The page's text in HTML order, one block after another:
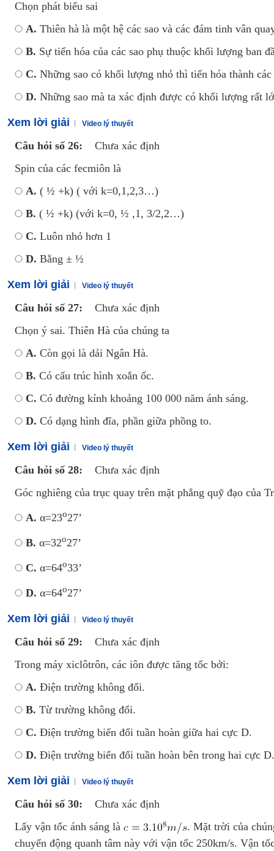
Chọn phát biểu sai
A. Thiên hà là một hệ các sao và các đám tinh vân
B. Sự tiến hóa của các sao phụ thuộc khối lượng ban
C. Những sao có khối lượng nhỏ thì tiến hóa thành các
D. Những sao mà ta xác định được có khối lượng rất
Xem lời giải Video lý thuyết
Câu hỏi số 26:
Chưa xác định
Spin của các fecmiôn là
A. ( ½ +k) ( với k=0,1,2,3…)
B. ( ½ +k) (với k=0, ½ ,1, 3/2,2…)
C. Luôn nhỏ hơn 1
D. Bằng ± ½
Xem lời giải Video lý thuyết
Câu hỏi số 27:
Chưa xác định
Chọn ý sai. Thiên Hà của chúng ta
A. Còn gọi là dải Ngân Hà.
B. Có cấu trúc hình xoắn ốc.
C. Có đường kính khoảng 100 000 năm ánh sáng.
D. Có dạng hình đĩa, phần giữa phồng to.
Xem lời giải Video lý thuyết
Câu hỏi số 28:
Chưa xác định
Góc nghiêng của trục quay trên mặt phẳng quỹ đạo của
A. α=23o27’
B. α=32o27’
C. α=64o33’
D. α=64o27’
Xem lời giải Video lý thuyết
Câu hỏi số 29:
Chưa xác định
Trong máy xiclôtrôn, các iôn được tăng tốc bởi:
A. Điện trường không đổi.
B. Từ trường không đổi.
C. Điện trường biến đổi tuần hoàn giữa hai cực D.
D. Điện trường biến đổi tuần hoàn bên trong hai cực D.
Xem lời giải Video lý thuyết
Câu hỏi số 30:
Chưa xác định
Lấy vận tốc ánh sáng là
. Mặt trời của
chuyển động quanh tâm này với vận tốc 250km/s. Vận